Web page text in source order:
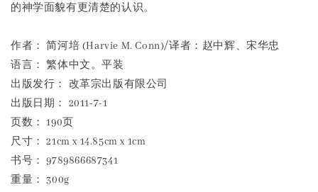
的神学面貌有更清楚的认识。
作者： 简河培 (Harvie M. Conn)/译者：赵中辉、宋华忠
语言： 繁体中文。平装
出版发行： 改革宗出版有限公司
出版日期： 2011-7-1
页数： 190页
尺寸： 21cm x 14.85cm x 1cm
书号： 9789866687341
重量： 300g